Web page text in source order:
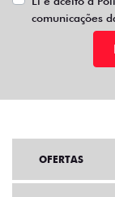
comunicações
OFERTAS